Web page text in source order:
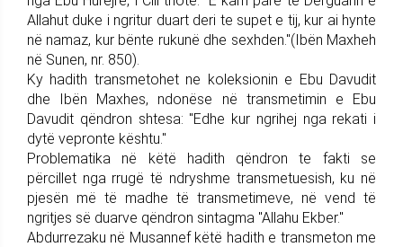
Allahut duke i ngritur duart deri te supet e tij, kur ai hynte
në namaz, kur bënte rukunë dhe sexhden."(Ibën Maxheh
në Sunen, nr. 850).
Ky hadith transmetohet ne koleksionin e Ebu Davudit
dhe Ibën Maxhes, ndonëse në transmetimin e Ebu
Davudit qëndron shtesa: "Edhe kur ngrihej nga rekati i
dytë vepronte kështu."
Problematika në këtë hadith qëndron te fakti se
përcillet nga rrugë të ndryshme transmetuesish, ku në
pjesën më të madhe të transmetimeve, në vend të
ngritjes së duarve qëndron sintagma "Allahu Ekber."
Abdurrezaku në Musannef këtë hadith e transmeton me